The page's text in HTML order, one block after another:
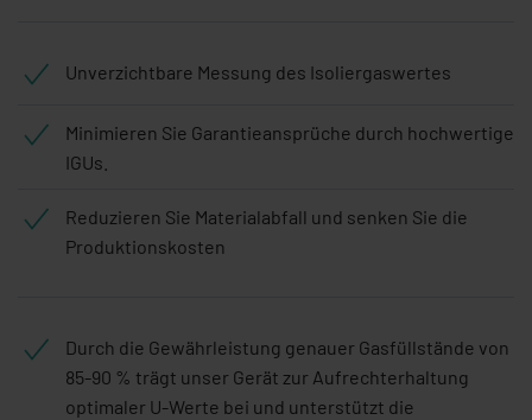
Unverzichtbare Messung des Isoliergaswertes
Minimieren Sie Garantieansprüche durch hochwertige
IGUs.
Reduzieren Sie Materialabfall und senken Sie die
Produktionskosten
Durch die Gewährleistung genauer Gasfüllstände von
85-90 % trägt unser Gerät zur Aufrechterhaltung
optimaler U-Werte bei und unterstützt die